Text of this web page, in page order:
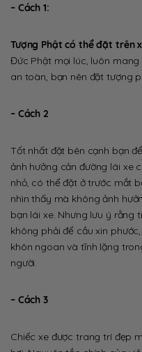
– Cách 1:
Tượng Phật có thể đặt trên
Đức Phật mọi lúc, luôn
an toàn, bạn nên đặt tượng
– Cách 2
Tốt nhất đặt bên cạnh bạn
ảnh hưởng cản đường lái xe
nhỏ, có thể đặt ở trước mắt
nhìn thấy mà không ảnh
bạn lái xe. Nhưng lưu ý rằng
không phải để cầu xin
khôn ngoan và tĩnh lặng
người.
– Cách 3
Chiếc xe được trang trí đẹp